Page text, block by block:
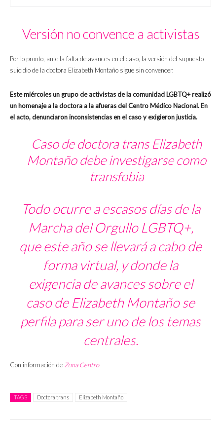
Versión no convence a activistas
Por lo pronto, ante la falta de avances en el caso, la versión del supuesto
suicidio de la doctora Elizabeth Montaño sigue sin convencer.
Este miércoles un grupo de activistas de la comunidad LGBTQ+ realizó
un homenaje a la doctora a la afueras del Centro Médico Nacional. En
el acto, denunciaron inconsistencias en el caso y exigieron justicia.
Caso de doctora trans Elizabeth
Montaño debe investigarse como
transfobia
Todo ocurre a escasos días de la
Marcha del Orgullo LGBTQ+,
que este año se llevará a cabo de
forma virtual, y donde la
exigencia de avances sobre el
caso de Elizabeth Montaño se
perfila para ser uno de los temas
centrales.
Con información de Zona Centro
TAGS Doctora trans Elizabeth Montaño